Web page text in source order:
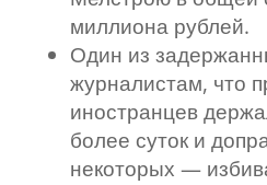
миллиона рублей.
Один из
журналистам, что
иностранцев
более суток и
некоторых —